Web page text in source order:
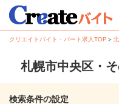
クリエイトバイト・パート求人TOP ＞
札幌市中央区・
検索条件の設定